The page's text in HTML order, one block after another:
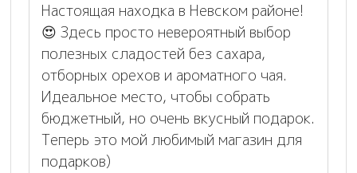
Настоящая находка в Невском районе!
😍 Здесь просто невероятный выбор
полезных сладостей без сахара,
отборных орехов и ароматного чая.
Идеальное место, чтобы собрать
бюджетный, но очень вкусный подарок.
Теперь это мой любимый магазин для
подарков)